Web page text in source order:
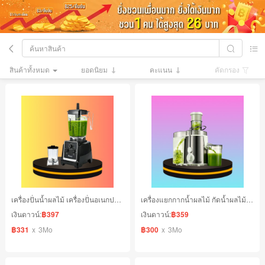
สินค้าทั้งหมด ยอดนิยม คะแนน คัดกรอง
เงินดาวน์:฿397
฿331 x 3Mo
เงินดาวน์:฿359
฿300 x 3Mo